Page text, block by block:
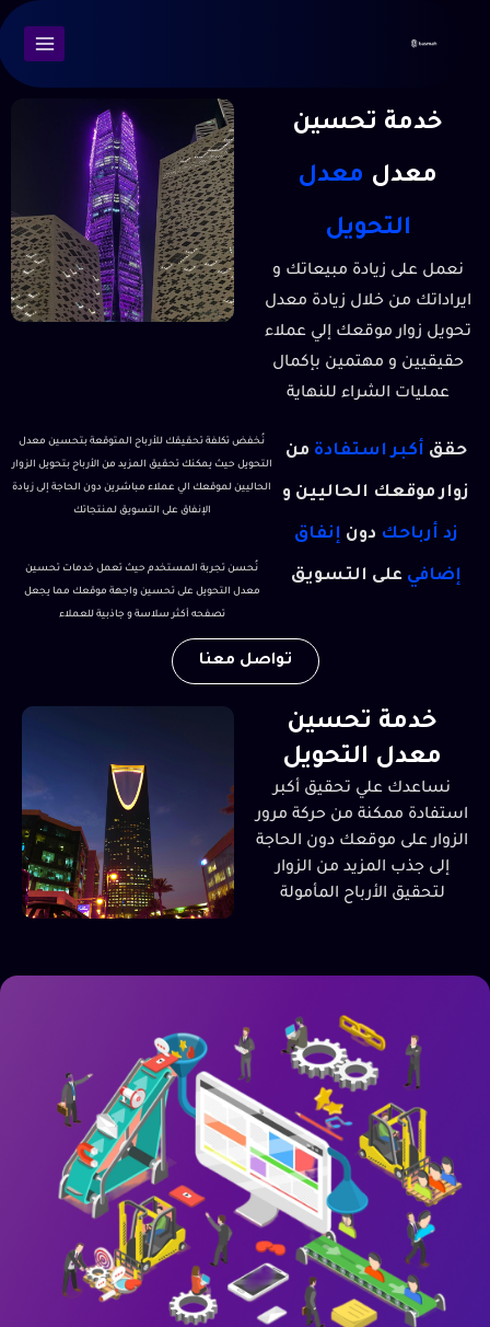
خدمة تحسين
معدل معدل
التحويل
نعمل على زيادة مبيعاتك و
ايراداتك من خلال زيادة معدل
تحويل زوار موقعك إلي عملاء
حقيقيين و مهتمين بإكمال
عمليات الشراء للنهاية
حقق أكبر استفادة من
زوار موقعك الحاليين و
زد أرباحك دون إنفاق
إضافي على التسويق
نُخفض تكلفة تحقيقك للأرباح المتوقعة بتحسين معدل
التحويل حيث يمكنك تحقيق المزيد من الأرباح بتحويل الزوار
الحاليين لموقعك الي عملاء مباشرين دون الحاجة إلى زيادة
الإنفاق على التسويق لمنتجاتك
نُحسن تجربة المستخدم حيث تعمل خدمات تحسين
معدل التحويل على تحسين واجهة موقعك مما يجعل
تصفحه أكثر سلاسة و جاذبية للعملاء
تواصل معنا
خدمة تحسين
معدل التحويل
نساعدك علي تحقيق أكبر
استفادة ممكنة من حركة مرور
الزوار على موقعك دون الحاجة
إلى جذب المزيد من الزوار
لتحقيق الأرباح المأمولة